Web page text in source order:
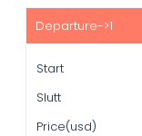
Start
Availability